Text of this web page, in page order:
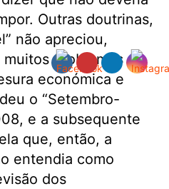
Outras doutrinas,
não apreciou,
problemas
económica e
o “Setembro-
e a subsequente
que, então, a
entendia como
dos